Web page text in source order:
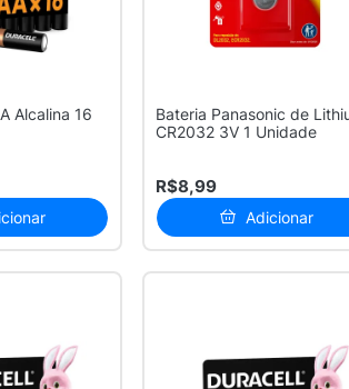
Alcalina 16
Bateria Panasonic de
CR2032 3V 1 Unidade
R$8,99
Adicionar